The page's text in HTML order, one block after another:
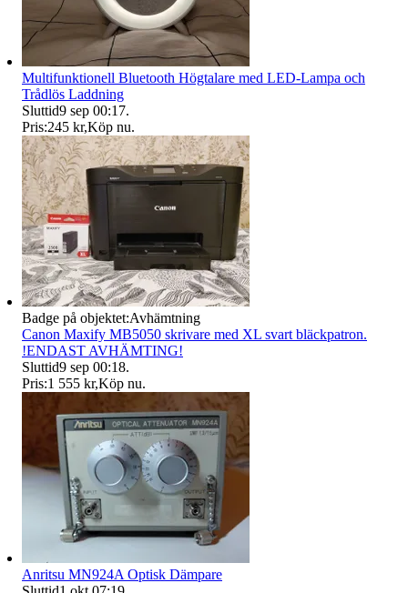
Multifunktionell Bluetooth Högtalare med LED-Lampa och
Trådlös Laddning
Sluttid9 sep 00:17.
Pris:245 kr,Köp nu.
Badge på objektet:Avhämtning
Canon Maxify MB5050 skrivare med XL svart bläckpatron.
!ENDAST AVHÄMTING!
Sluttid9 sep 00:18.
Pris:1 555 kr,Köp nu.
Anritsu MN924A Optisk Dämpare